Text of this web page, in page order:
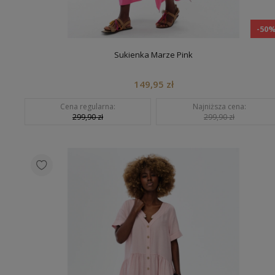
-
Sukienka Marze Pink
149,95 zł
Cena regularna:
299,90 zł
Najniższa cena:
299,90 zł